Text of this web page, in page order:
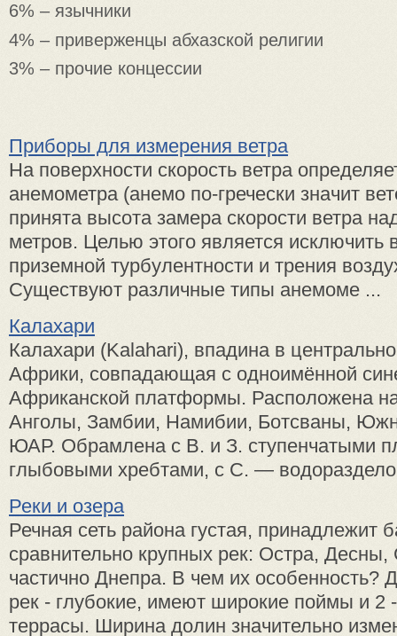
6% – язычники
4% – приверженцы абхазской религии
3% – прочие концессии
Приборы для измерения ветра
На поверхности скорость ветра
анемометра (анемо по-гречески значит
принята высота замера скорости ветра
метров. Целью этого является исключить
приземной турбулентности и трения
Существуют различные типы анемоме ...
Калахари
Калахари (Kalahari), впадина в
Африки, совпадающая с одноимённой
Африканской платформы. Расположена
Анголы, Замбии, Намибии, Ботсваны,
ЮАР. Обрамлена с В. и З. ступенчатыми
глыбовыми хребтами, с С. —
Реки и озера
Речная сеть района густая, принадлежит
сравнительно крупных рек: Остра,
частично Днепра. В чем их особенность?
рек - глубокие, имеют широкие поймы и 2
террасы. Ширина долин значительно